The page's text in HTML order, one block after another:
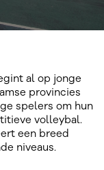
al op jonge
provincies
spelers om hun
volleybal.
een breed
niveaus.